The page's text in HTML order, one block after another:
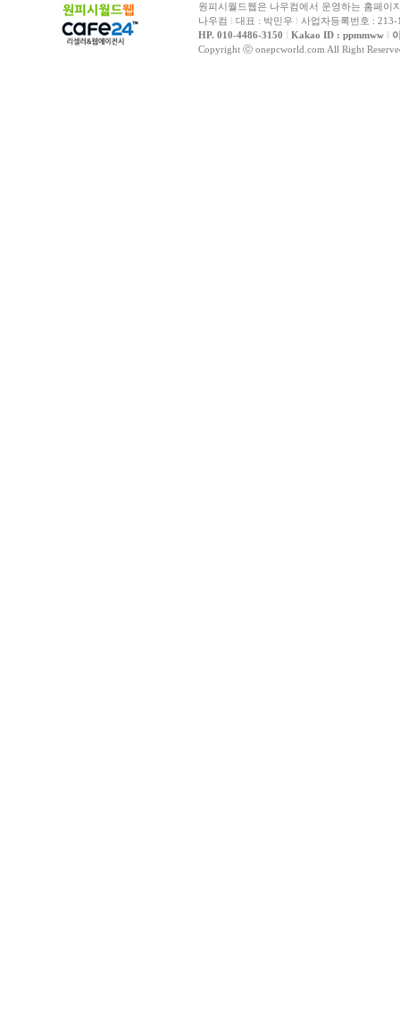
원피시월드웹은 나우컴에서 운영하는 홈페이
나우컴 l 대표 : 박민우 l 사업자등록번호 :
HP. 010-4486-3150 l Kakao ID : ppmmww l
Copyright ⓒ onepcworld.com All Right